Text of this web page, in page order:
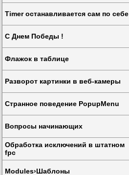
Timer останавливается сам по себе
C Днем Победы !
Флажок в таблице
Разворот картинки в веб-камеры
Странное поведение PopupMenu
Вопросы начинающих
Обработка исключений в штатном
fpc
Modules›Шаблоны